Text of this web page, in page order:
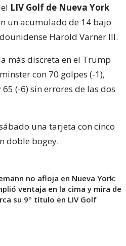
LIV Golf de Nueva York
un acumulado de 14 bajo
Harold Varner III.
más discreta en el Trump
con 70 golpes (-1),
(-6) sin errores de las dos
una tarjeta con cinco
doble bogey.
no afloja en Nueva York:
ventaja en la cima y mira de
su 9º título en LIV Golf